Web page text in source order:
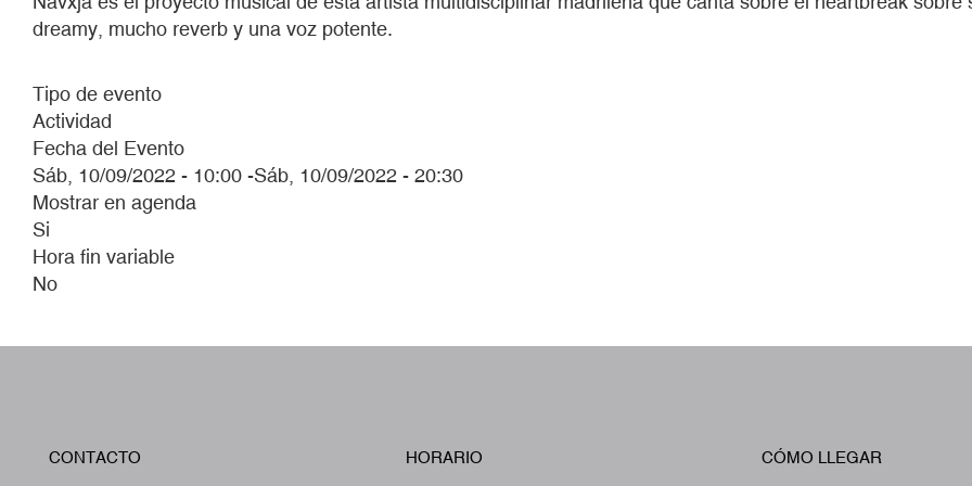
dreamy, mucho reverb y una voz potente.
Tipo de evento
Actividad
Fecha del Evento
Sáb, 10/09/2022 - 10:00 -Sáb, 10/09/2022 - 20:30
Mostrar en agenda
Si
Hora fin variable
No
CONTACTO HORARIO CÓMO LLEGAR